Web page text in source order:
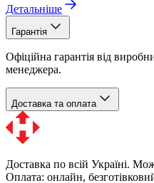
Детальніше
Гарантія
Офіційна гарантія від
менеджера.
Доставка та оплата
Доставка по всій Україні.
Оплата: онлайн,